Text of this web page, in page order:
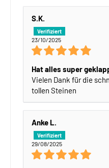
S.K.
23/10/2025
Hat alles super
Vielen Dank für die
tollen Steinen
Anke L.
29/08/2025